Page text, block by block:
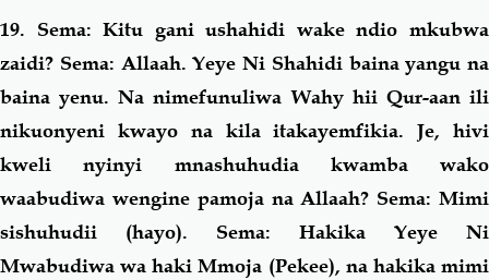
19. Sema: Kitu gani ushahidi wake ndio mkubwa
zaidi? Sema: Allaah. Yeye Ni Shahidi baina yangu na
baina yenu. Na nimefunuliwa Wahy hii Qur-aan ili
nikuonyeni kwayo na kila itakayemfikia. Je, hivi
kweli nyinyi mnashuhudia kwamba wako
waabudiwa wengine pamoja na Allaah? Sema: Mimi
sishuhudii (hayo). Sema: Hakika Yeye Ni
Mwabudiwa wa haki Mmoja (Pekee), na hakika mimi